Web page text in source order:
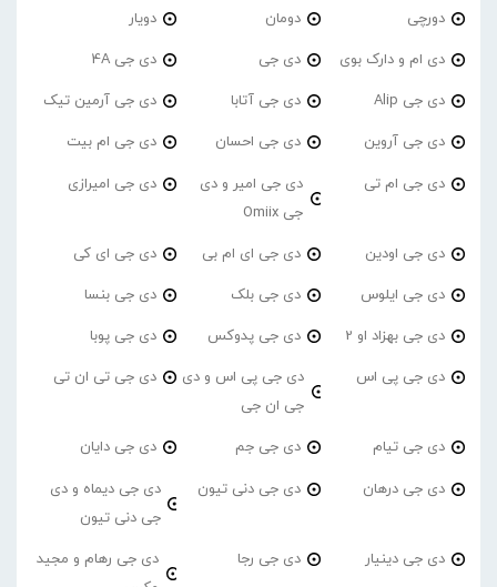
دورچی دومان دویار
دی ام و دارک بوی دی جی دی جی 4A
دی جی Alip دی جی آتابا دی جی آرمین تیک
دی جی آروین دی جی احسان دی جی ام بیت
دی جی ام تی
دی جی امیر و دی
جی Omiix
دی جی امیرازی
دی جی اودین دی جی ای ام بی دی جی ای کی
دی جی ایلوس دی جی بلک دی جی بنسا
دی جی بهزاد او 2 دی جی پدوکس دی جی پوبا
دی جی پی اس
دی جی پی اس و دی
جی ان جی
دی جی تی ان تی
دی جی تیام دی جی جم دی جی دایان
دی جی درهان دی جی دنی تیون
دی جی دیماه و دی
جی دنی تیون
دی جی دینیار دی جی رجا
دی جی رهام و مجید